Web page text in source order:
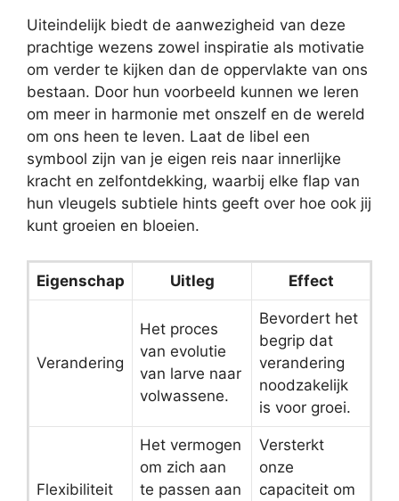
Uiteindelijk biedt de aanwezigheid van deze
prachtige wezens zowel inspiratie als motivatie
om verder te kijken dan de oppervlakte van ons
bestaan. Door hun voorbeeld kunnen we leren
om meer in harmonie met onszelf en de wereld
om ons heen te leven. Laat de libel een
symbool zijn van je eigen reis naar innerlijke
kracht en zelfontdekking, waarbij elke flap van
hun vleugels subtiele hints geeft over hoe ook jij
kunt groeien en bloeien.
Eigenschap Uitleg Effect
Verandering
Het proces
van evolutie
van larve naar
volwassene.
Bevordert het
begrip dat
verandering
noodzakelijk
is voor groei.
Flexibiliteit
Het vermogen
om zich aan
te passen aan
Versterkt
onze
capaciteit om